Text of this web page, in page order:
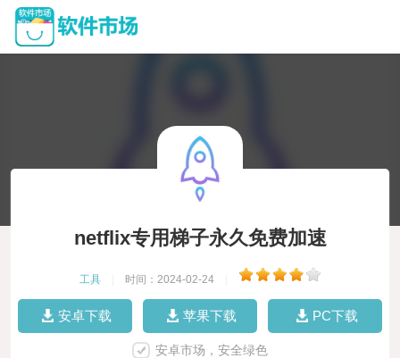
netflix专用梯子永久免费加速
工具 时间：2024-02-24
安卓下载 苹果下载 PC下载
安卓市场，安全绿色